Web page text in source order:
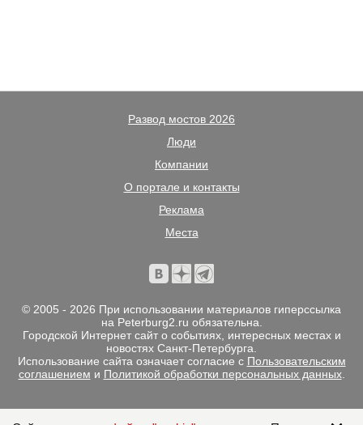
Развод мостов 2026
Люди
Компании
О портале и контакты
Реклама
Места
© 2005 - 2026 При использовании материалов гиперссылка
на Peterburg2.ru обязательна.
Городской Интернет сайт о событиях, интересных местах и
новостях Санкт-Петербурга.
Использование сайта означает согласие с Пользовательским
соглашением и Политикой обработки персональных данных.